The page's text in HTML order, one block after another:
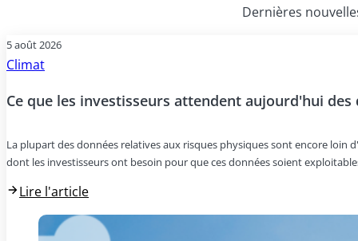
Dernières
5 août 2026
Climat
Ce que les investisseurs attendent aujourd'hui
La plupart des données relatives aux risques physiques sont encore loin
dont les investisseurs ont besoin pour que ces données soient
Lire l'article